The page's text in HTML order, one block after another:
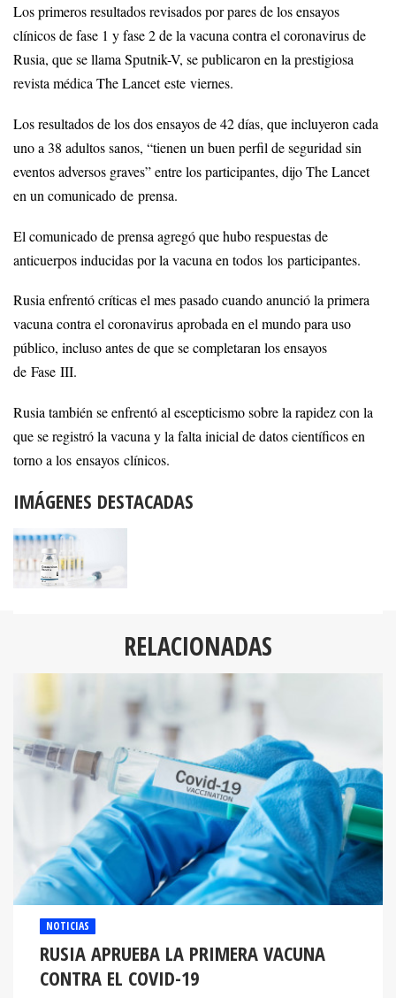
Los primeros resultados revisados ​​por pares de los ensayos
clínicos de fase 1 y fase 2 de la vacuna contra el coronavirus de
Rusia, que se llama Sputnik-V, se publicaron en la prestigiosa
revista médica The Lancet este viernes.
Los resultados de los dos ensayos de 42 días, que incluyeron cada
uno a 38 adultos sanos, “tienen un buen perfil de seguridad sin
eventos adversos graves” entre los participantes, dijo The Lancet
en un comunicado de prensa.
El comunicado de prensa agregó que hubo respuestas de
anticuerpos inducidas por la vacuna en todos los participantes.
Rusia enfrentó críticas el mes pasado cuando anunció la primera
vacuna contra el coronavirus aprobada en el mundo para uso
público, incluso antes de que se completaran los ensayos
de Fase III.
Rusia también se enfrentó al escepticismo sobre la rapidez con la
que se registró la vacuna y la falta inicial de datos científicos en
torno a los ensayos clínicos.
IMÁGENES DESTACADAS
RELACIONADAS
NOTICIAS
RUSIA APRUEBA LA PRIMERA VACUNA
CONTRA EL COVID-19